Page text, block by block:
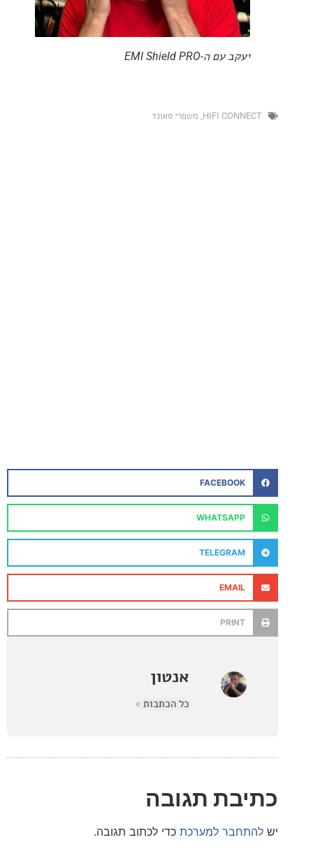
HIFI
,משפרי סאונד
FACEBOOK
WHATSAPP
TELEGRAM
אנטון
תגובה
למערכתכדי לכתוב תגובה.